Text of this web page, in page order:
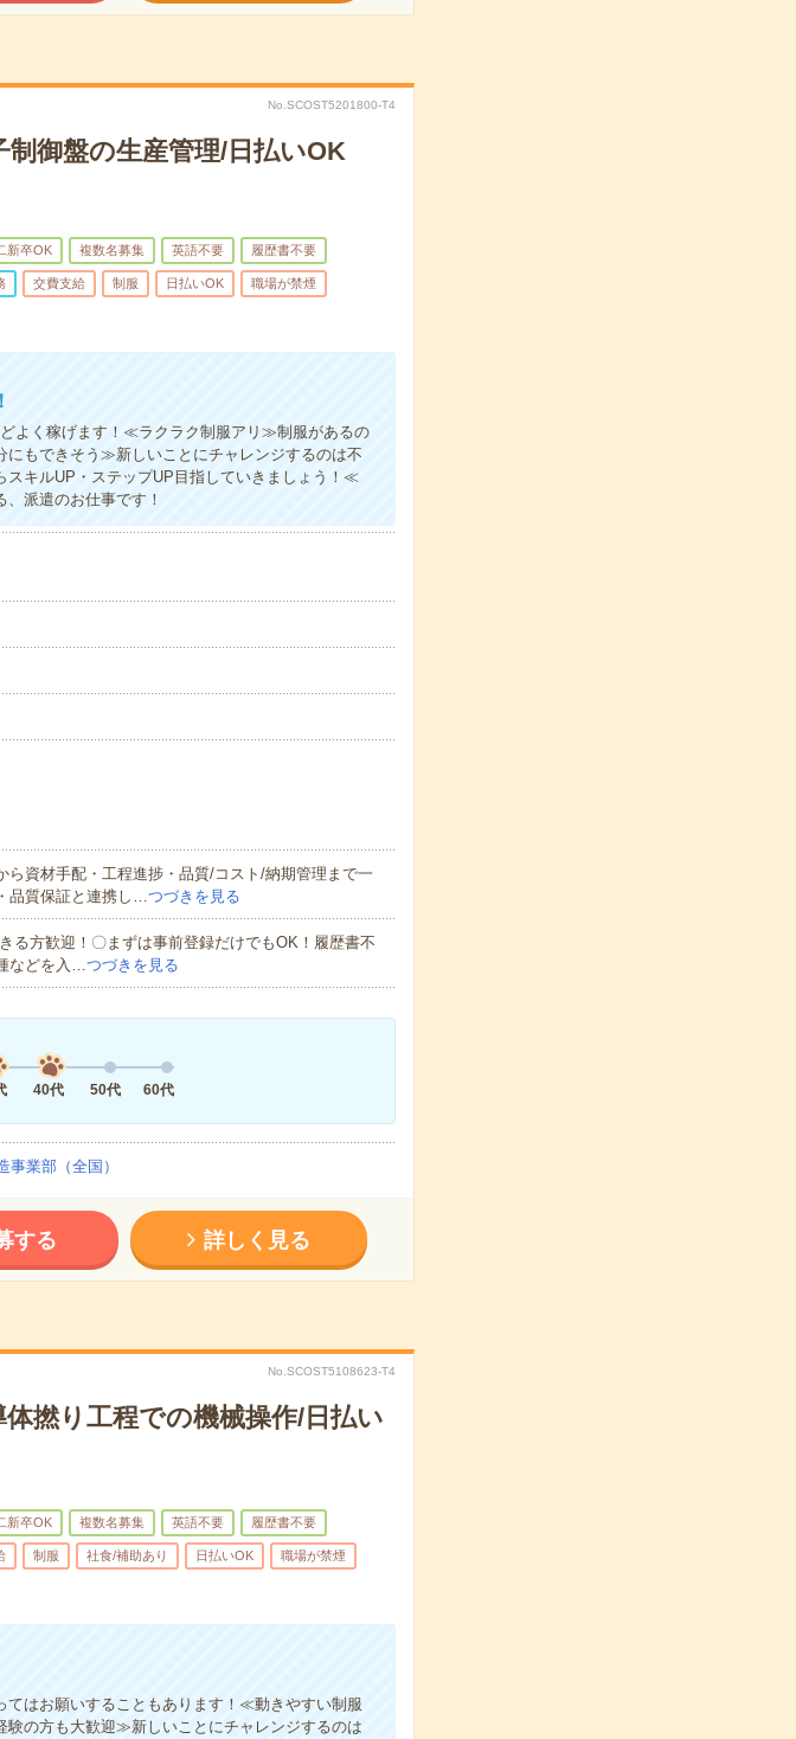
No.SCOST5201800-T4
制御盤の生産管理/日払いOK
新卒OK 複数名募集 英語不要 履歴書不要
交費支給 制服 日払いOK 職場が禁煙
よく稼げます！≪ラクラク制服アリ≫制服があるの
もできそう≫新しいことにチャレンジするのは不
スキルUP・ステップUP目指していきましょう！≪
派遣のお仕事です！
ら資材手配・工程進捗・品質/コスト/納期管理まで一
品質保証と連携し…つづきを見る
方歓迎！〇まずは事前登録だけでもOK！履歴書不
などを入…つづきを見る
40代 50代 60代
業部（全国）
する 詳しく見る
No.SCOST5108623-T4
体撚り工程での機械操作/日払い
新卒OK 複数名募集 英語不要 履歴書不要
制服 社食/補助あり 日払いOK 職場が禁煙
はお願いすることもあります！≪動きやすい制服
の方も大歓迎≫新しいことにチャレンジするのは